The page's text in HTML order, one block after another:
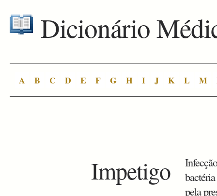
Dicionário
A B C D E F G H I J K L M
Impetigo
pela